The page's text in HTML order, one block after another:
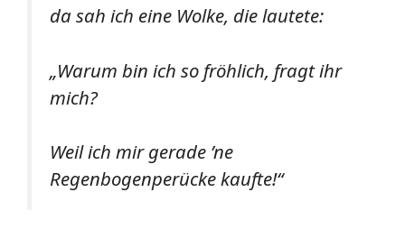
da sah ich eine Wolke, die lautete:
„Warum bin ich so fröhlich, fragt ihr
mich?
Weil ich mir gerade ’ne
Regenbogenperücke kaufte!“